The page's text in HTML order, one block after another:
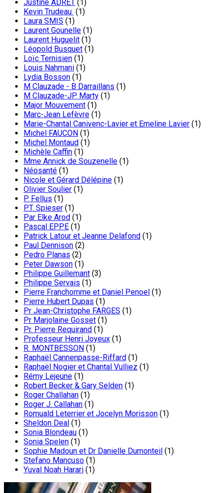
Justine ADRET
(1)
Kevin Trudeau (1)
Laura SMIS (1)
Laurent Gounelle (1)
Laurent Huguelit (1)
Léopold Busquet (1)
Loïc Ternisien (1)
Louis Nahmani (1)
Lydia Bosson (1)
M Clauzade - B Darraillans (1)
M Clauzade-JP Marty (1)
Major Mouvement (1)
Marc-Jean Lefèvre (1)
Marie-Chantal Canivenc-Lavier et Emeline Lavier (1)
Michel FAUCON (1)
Michel Montaud (1)
Michèle Caffin (1)
Mme Annick de Souzenelle (1)
Néosanté (1)
Nicole et Gérard Délépine (1)
Olivier Soulier (1)
P. Fellus (1)
P.T. Spieser (1)
Par Elke Arod (1)
Pascal EPPE (1)
Patrick Latour et Jeanne Delafond (1)
Paul Dennison (2)
Pedro Planas (2)
Peter Dawson (1)
Philippe Guillemant (3)
Philippe Servais (1)
Pierre Franchomme et Daniel Penoel (1)
Pierre Hubert Dupas (1)
Pr Jean-Christophe FARGES (1)
Pr Marjolaine Gosset (1)
Pr. Pierre Requirand (1)
Professeur Henri Joyeux (1)
R. MONTBESSON (1)
Raphaël Cannenpasse-Riffard (1)
Raphaël Nogier et Chantal Vulliez (1)
Rémy Lejeune (1)
Robert Becker & Gary Selden (1)
Roger Challahan (1)
Roger J. Callahan (1)
Romuald Leterrier et Jocelyn Morisson (1)
Sheldon Deal (1)
Sonia Blondeau (1)
Sonia Spelen (1)
Sophie Madoun et Dr Danielle Dumonteil (1)
Stefano Mancuso (1)
Yuval Noah Harari (1)